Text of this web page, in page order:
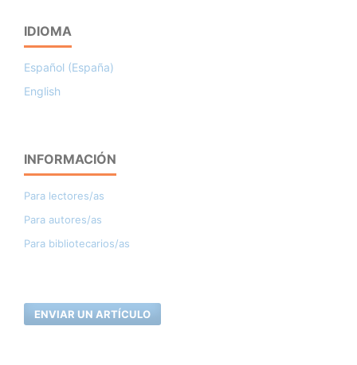
IDIOMA
Español (España)
English
INFORMACIÓN
Para lectores/as
Para autores/as
Para bibliotecarios/as
ENVIAR UN ARTÍCULO